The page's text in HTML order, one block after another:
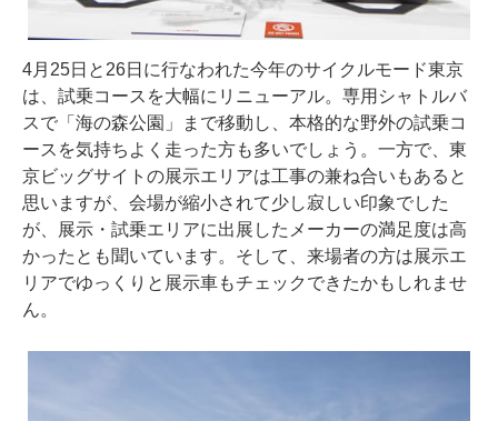
4月25日と26日に行なわれた今年のサイクルモード東京
は、試乗コースを大幅にリニューアル。専用シャトルバ
スで「海の森公園」まで移動し、本格的な野外の試乗コ
ースを気持ちよく走った方も多いでしょう。一方で、東
京ビッグサイトの展示エリアは工事の兼ね合いもあると
思いますが、会場が縮小されて少し寂しい印象でした
が、展示・試乗エリアに出展したメーカーの満足度は高
かったとも聞いています。そして、来場者の方は展示エ
リアでゆっくりと展示車もチェックできたかもしれませ
ん。